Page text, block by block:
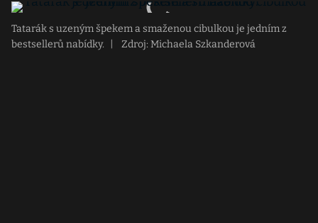
Tatarák s uzeným špekem a smaženou cibulkou je jedním z
bestsellerů nabídky.
Zdroj: Michaela Szkanderová